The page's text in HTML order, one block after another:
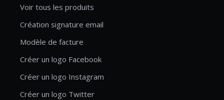
Voir tous les produits
Création signature email
Modèle de facture
Créer un logo Facebook
Créer un logo Instagram
Créer un logo Twitter